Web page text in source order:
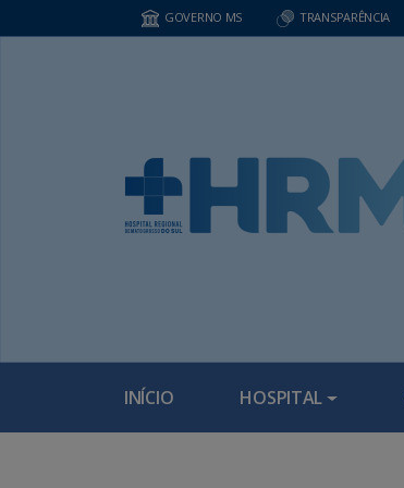
GOVERNO MS TRANSPARÊNCIA
INÍCIO HOSPITAL